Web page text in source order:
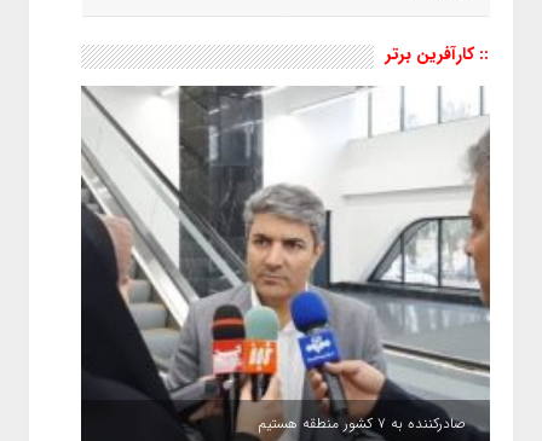
:: کارآفرین برتر
صادرکننده به ۷ کشور منطقه هستیم